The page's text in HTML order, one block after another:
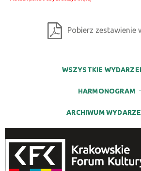
Pobierz zestawienie
WSZYSTKIE
HARMONOGRAM
ARCHIWUM